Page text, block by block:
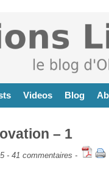
Videos Blog
– 1
- 41 commentaires -